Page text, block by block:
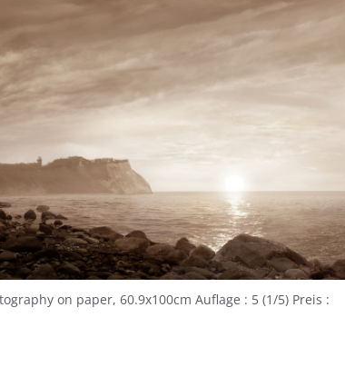
on paper, 60.9x100cm Auflage : 5 (1/5) Preis :